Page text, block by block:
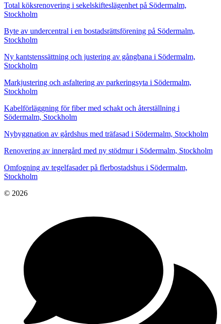
Total köksrenovering i sekelskifteslägenhet på Södermalm,
Stockholm
Byte av undercentral i en bostadsrättsförening på Södermalm,
Stockholm
Ny kantstenssättning och justering av gångbana i Södermalm,
Stockholm
Markjustering och asfaltering av parkeringsyta i Södermalm,
Stockholm
Kabelförläggning för fiber med schakt och återställning i
Södermalm, Stockholm
Nybyggnation av gårdshus med träfasad i Södermalm, Stockholm
Renovering av innergård med ny stödmur i Södermalm, Stockholm
Omfogning av tegelfasader på flerbostadshus i Södermalm,
Stockholm
© 2026